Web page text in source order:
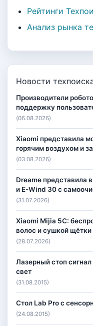
Рейтинги
Анализ рынка
Новости
Производители
поддержку
(06.08.2026)
Xiaomi представила
горячим воздухом и
(03.08.2026)
Dreame представила
и E-Wind 30 с
(31.07.2026)
Xiaomi Mijia 5C:
волос и сушкой щётки
(28.07.2026)
Лазерный стоп
свет
(31.08.2015)
Стол Lab Pro с
(24.08.2015)